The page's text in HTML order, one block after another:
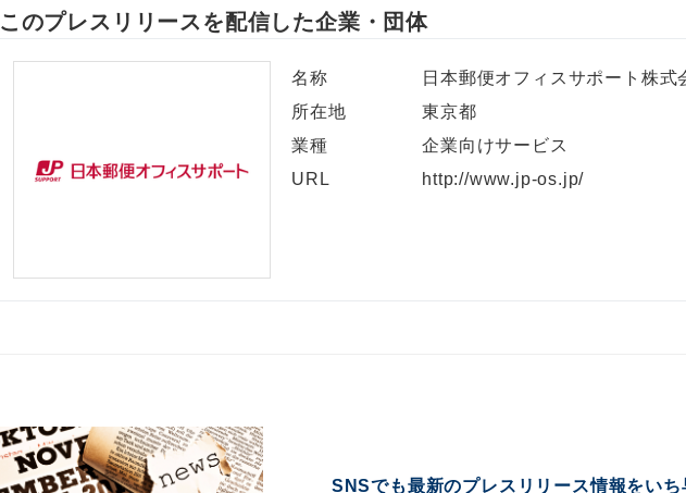
このプレスリリースを配信した企業・団体
名称
日本郵便オフィスサポート株式
所在地
東京都
業種
企業向けサービス
URL
http://www.jp-os.jp/
SNSでも最新のプレスリリース情報をいち